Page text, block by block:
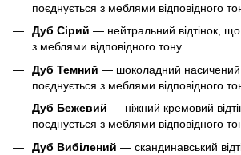
поєднується з меблями відповідного
Дуб Сірий — нейтральний відтінок,
з меблями відповідного тону
Дуб Темний — шоколадний насичений
поєднується з меблями відповідного
Дуб Бежевий — ніжний кремовий
поєднується з меблями відповідного
Дуб Вибілений — скандинавський